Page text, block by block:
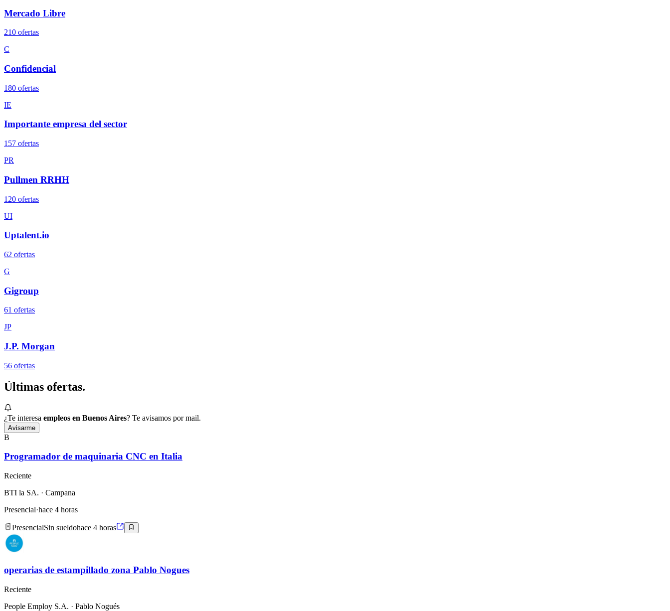
Mercado Libre
210 ofertas
C
Confidencial
180 ofertas
IE
Importante empresa del sector
157 ofertas
PR
Pullmen RRHH
120 ofertas
UI
Uptalent.io
62 ofertas
G
Gigroup
61 ofertas
JP
J.P. Morgan
56 ofertas
Últimas ofertas.
¿Te interesa empleos en Buenos Aires? Te avisamos por mail.
Avisarme
B
Programador de maquinaria CNC en Italia
Reciente
BTI la SA. · Campana
Presencial·hace 4 horas
PresencialSin sueldohace 4 horas
operarias de estampillado zona Pablo Nogues
Reciente
People Employ S.A. · Pablo Nogués